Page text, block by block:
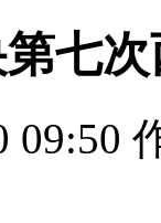
七
09:50